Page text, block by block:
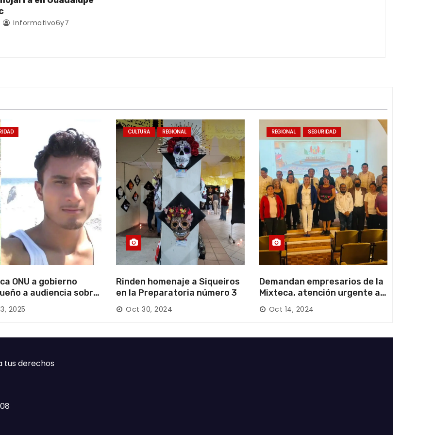
Informativo6y7
ONU a gobierno
a audiencia sobre
forzada en la
2025
CULTURA REGIONAL
Rinden homenaje a Siqueiros
en la Preparatoria número 3
Oct 30, 2024
REGIONAL SEGURIDAD
Demandan empresarios de la
Mixteca, atención urgente a
las carreteras locales y
federales
Oct 14, 2024
tus derechos